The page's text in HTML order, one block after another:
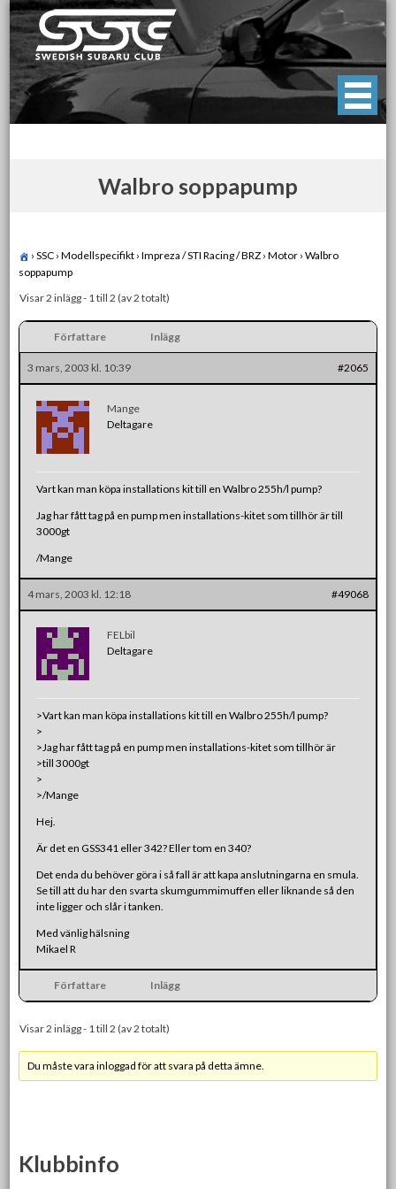
Skip
to
content
Swedish Subaru Club
För oss som älskar Subaru!
Walbro soppapump
› SSC › Modellspecifikt › Impreza / STI Racing / BRZ › Motor › Walbro
soppapump
Visar 2 inlägg - 1 till 2 (av 2 totalt)
Författare Inlägg
3 mars, 2003 kl. 10:39 #2065
Mange
Deltagare
Vart kan man köpa installations kit till en Walbro 255h/l pump?
Jag har fått tag på en pump men installations-kitet som tillhör är till
3000gt
/Mange
4 mars, 2003 kl. 12:18 #49068
FELbil
Deltagare
>Vart kan man köpa installations kit till en Walbro 255h/l pump?
>
>Jag har fått tag på en pump men installations-kitet som tillhör är
>till 3000gt
>
>/Mange
Hej.
Är det en GSS341 eller 342? Eller tom en 340?
Det enda du behöver göra i så fall är att kapa anslutningarna en smula.
Se till att du har den svarta skumgummimuffen eller liknande så den
inte ligger och slår i tanken.
Med vänlig hälsning
Mikael R
Författare Inlägg
Visar 2 inlägg - 1 till 2 (av 2 totalt)
Du måste vara inloggad för att svara på detta ämne.
Klubbinfo